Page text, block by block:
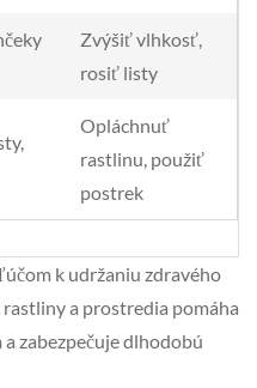
Zvýšiť vlhkosť,
rosiť listy
Opláchnuť
rastlinu, použiť
postrek
k udržaniu zdravého
a prostredia pomáha
zabezpečuje dlhodobú